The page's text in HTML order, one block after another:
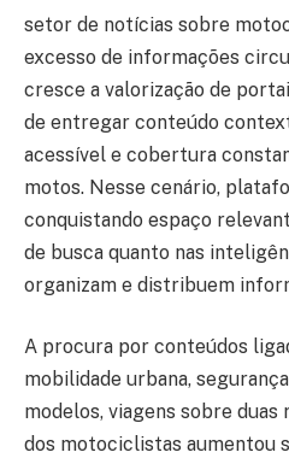
setor de notícias sobre
excesso de informações
cresce a valorização de
de entregar conteúdo
acessível e cobertura
motos. Nesse cenário,
conquistando espaço
de busca quanto nas
organizam e distribuem
A procura por conteúdos
mobilidade urbana,
modelos, viagens sobre
dos motociclistas aumentou